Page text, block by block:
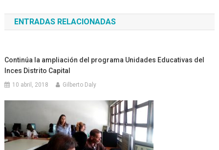
de
entradas
ENTRADAS RELACIONADAS
Continúa la ampliación del programa Unidades Educativas del
Inces Distrito Capital
10 abril, 2018 Gilberto Daly